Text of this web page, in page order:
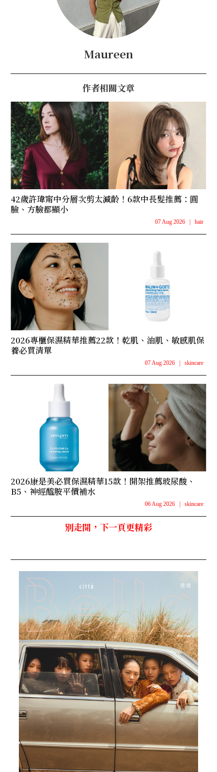
Maureen
作者相關文章
42歲許瑋甯中分層次剪太減齡！6款中長髮推薦：圓
臉、方臉都顯小
07 Aug 2026 | hair
2026專櫃保濕精華推薦22款！乾肌、油肌、敏感肌保
養必買清單
07 Aug 2026 | skincare
2026康是美必買保濕精華15款！開架推薦玻尿酸、
B5、神經醯胺平價補水
06 Aug 2026 | skincare
別走開，下一頁更精彩